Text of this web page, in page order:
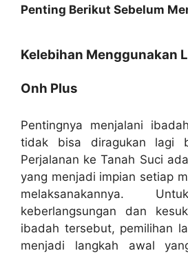
Penting Berikut Sebelum
Kelebihan Menggunakan
Onh Plus
Pentingnya menjalani
tidak bisa diragukan lagi
Perjalanan ke Tanah Suci
yang menjadi impian setiap
melaksanakannya.
keberlangsungan dan
ibadah tersebut, pemilihan
menjadi langkah awal